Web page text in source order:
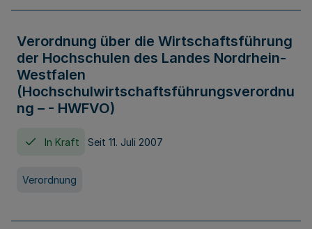
Verordnung über die Wirtschaftsführung
der Hochschulen des Landes Nordrhein-
Westfalen
(Hochschulwirtschaftsführungsverordnu
ng – - HWFVO)
In Kraft Seit 11. Juli 2007
Verordnung